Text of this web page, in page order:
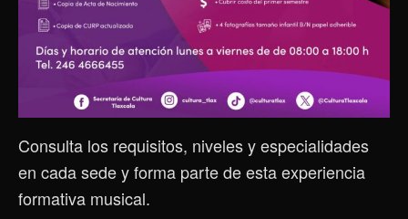
Consulta los requisitos, niveles y especialidades
en cada sede y forma parte de esta experiencia
formativa musical.